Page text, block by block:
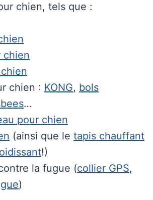
chien, tels que :
chien
chien : KONG, bols
…
pour chien
(ainsi que le tapis chauffant
!)
la fugue (collier GPS,
)